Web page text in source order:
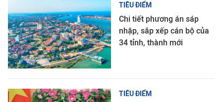
TIÊU ĐIỂM
Chi tiết phương án sáp
nhập, sắp xếp cán bộ của
34 tỉnh, thành mới
TIÊU ĐIỂM